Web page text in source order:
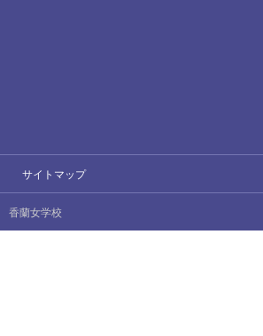
サイトマップ
香蘭女学校